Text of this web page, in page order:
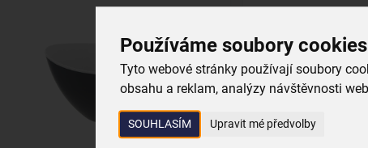
Používáme soubory cookies
Tyto webové stránky používají soubory
obsahu a reklam, analýzy návštěvnosti
SOUHLASÍM Upravit mé předvolby